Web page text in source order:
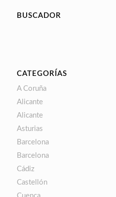
BUSCADOR
CATEGORÍAS
A Coruña
Alicante
Alicante
Asturias
Barcelona
Barcelona
Cádiz
Castellón